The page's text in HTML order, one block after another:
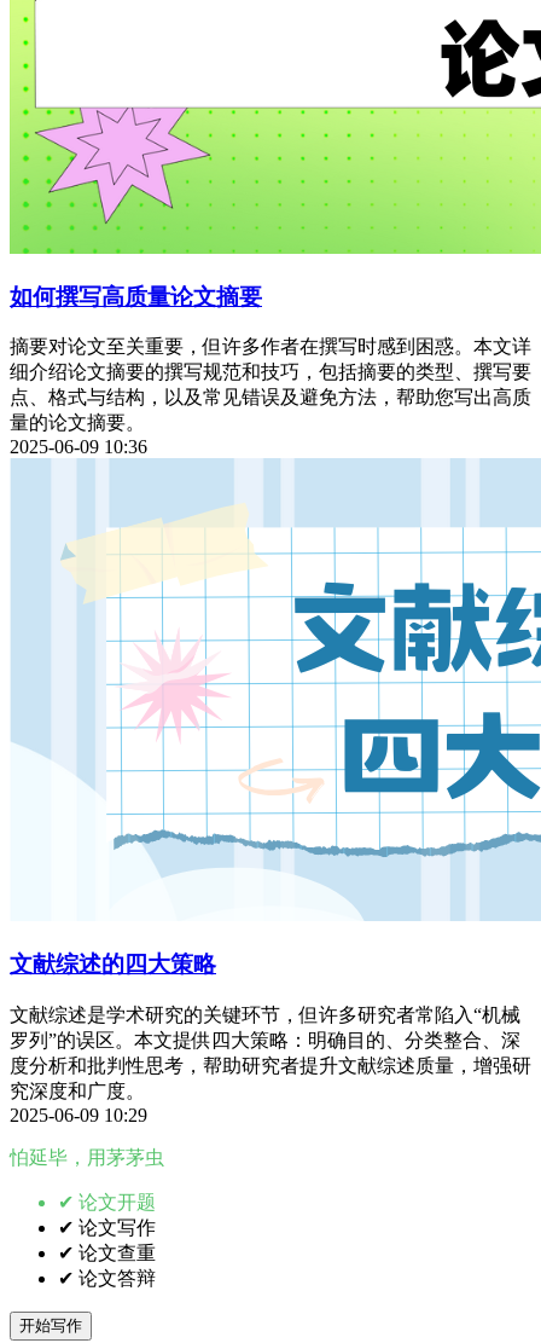
如何撰写高质量论文摘要
摘要对论文至关重要，但许多作者在撰写时感到困惑。本文详
细介绍论文摘要的撰写规范和技巧，包括摘要的类型、撰写要
点、格式与结构，以及常见错误及避免方法，帮助您写出高质
量的论文摘要。
2025-06-09 10:36
文献综述的四大策略
文献综述是学术研究的关键环节，但许多研究者常陷入“机械
罗列”的误区。本文提供四大策略：明确目的、分类整合、深
度分析和批判性思考，帮助研究者提升文献综述质量，增强研
究深度和广度。
2025-06-09 10:29
怕延毕，用茅茅虫
✔ 论文开题
✔ 论文写作
✔ 论文查重
✔ 论文答辩
开始写作